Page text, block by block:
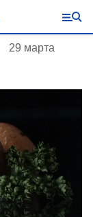
29 марта